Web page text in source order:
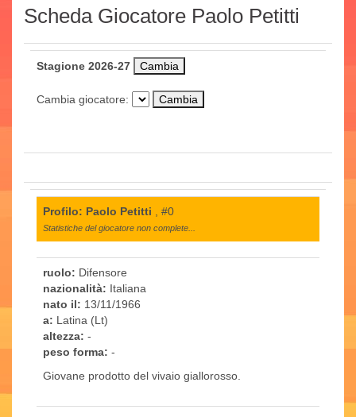
Scheda Giocatore Paolo Petitti
Stagione 2026-27
Cambia giocatore:
Profilo: Paolo Petitti , #0
Statistiche del giocatore non complete...
ruolo: Difensore
nazionalità: Italiana
nato il: 13/11/1966
a: Latina (Lt)
altezza: -
peso forma: -
Giovane prodotto del vivaio giallorosso.